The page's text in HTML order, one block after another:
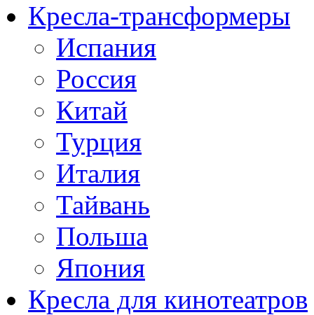
Кресла-трансформеры
Испания
Россия
Китай
Турция
Италия
Тайвань
Польша
Япония
Кресла для кинотеатров